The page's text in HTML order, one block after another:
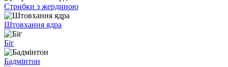
Стрибки з жердиною
Штовхання ядра
Біг
Бадмінтон